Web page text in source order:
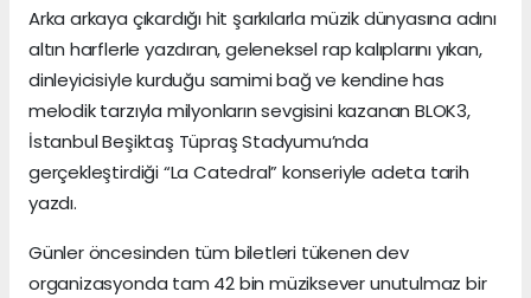
Arka arkaya çıkardığı hit şarkılarla müzik dünyasına adını
altın harflerle yazdıran, geleneksel rap kalıplarını yıkan,
dinleyicisiyle kurduğu samimi bağ ve kendine has
melodik tarzıyla milyonların sevgisini kazanan BLOK3,
İstanbul Beşiktaş Tüpraş Stadyumu’nda
gerçekleştirdiği “La Catedral” konseriyle adeta tarih
yazdı.
Günler öncesinden tüm biletleri tükenen dev
organizasyonda tam 42 bin müziksever unutulmaz bir